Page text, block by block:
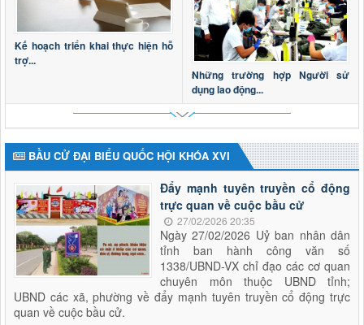
Kế hoạch triển khai thực hiện hỗ
trợ...
Những trường hợp Người sử
dụng lao động...
BẦU CỬ ĐẠI BIỂU QUỐC HỘI KHÓA XVI
Đẩy mạnh tuyên truyền cổ động
trực quan về cuộc bầu cử
27/02/2026 20:35
Ngày 27/02/2026 Uỷ ban nhân dân
tỉnh ban hành công văn số
1338/UBND-VX chỉ đạo các cơ quan
chuyên môn thuộc UBND tỉnh;
UBND các xã, phường về đẩy mạnh tuyên truyền cổ động trực
quan về cuộc bầu cử.